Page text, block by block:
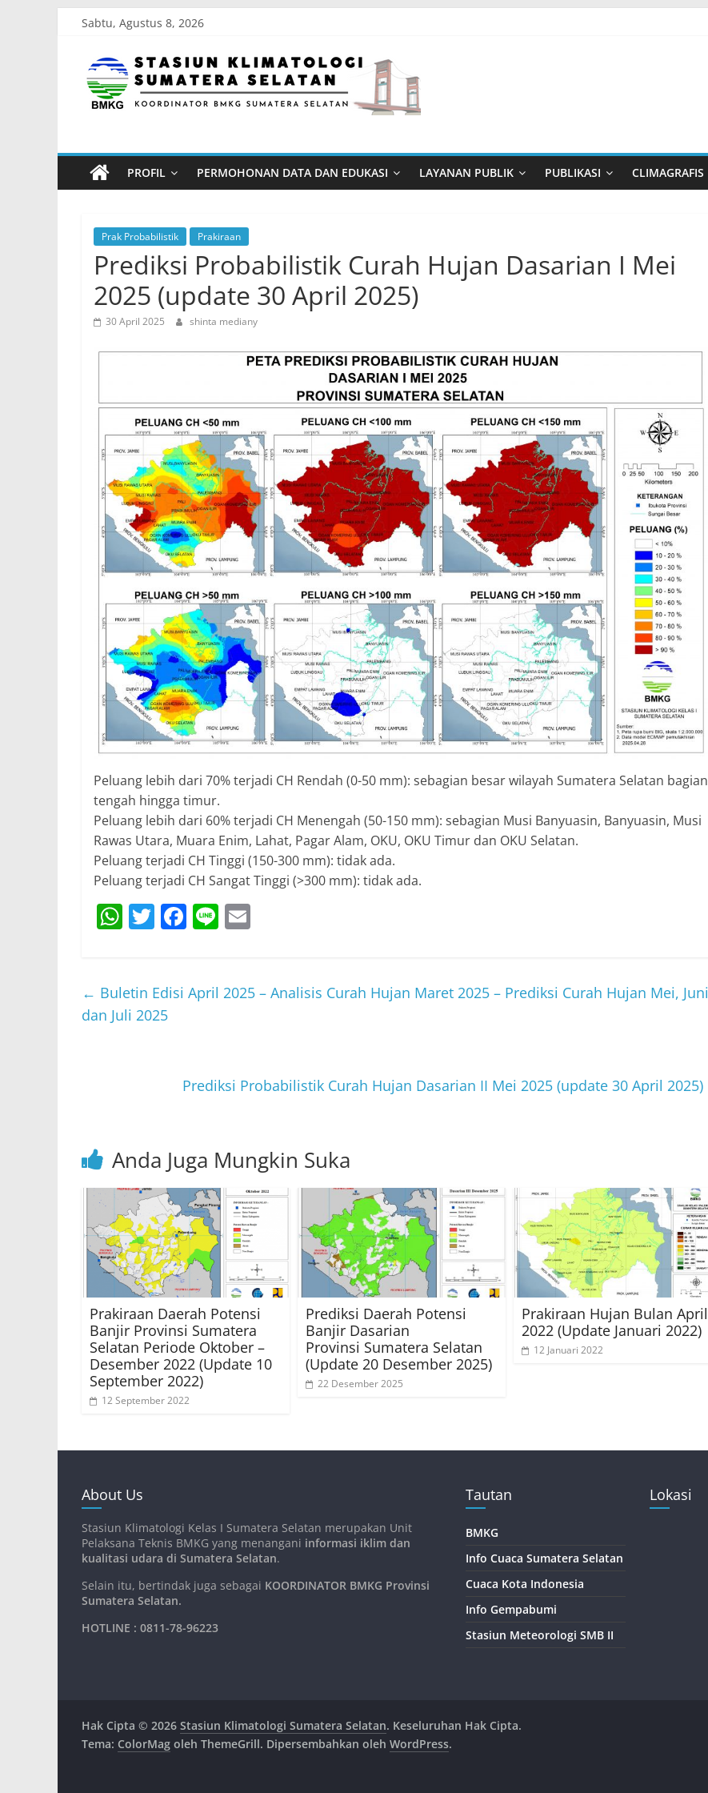
content
Sabtu, Agustus 8, 2026
Stasiun
Klimatologi
Sumatera
Selatan
Koordinator
BMKG
Sumatera
Selatan
PROFIL PERMOHONAN DATA DAN EDUKASI LAYANAN PUBLIK PUBLIKASI CLIMAGRAFIS
Prak Probabilistik Prakiraan
Prediksi Probabilistik Curah Hujan Dasarian I Mei
2025 (update 30 April 2025)
30 April 2025 shinta mediany
Peluang lebih dari 70% terjadi CH Rendah (0-50 mm): sebagian besar wilayah Sumatera Selatan bagian
tengah hingga timur.
Peluang lebih dari 60% terjadi CH Menengah (50-150 mm): sebagian Musi Banyuasin, Banyuasin, Musi
Rawas Utara, Muara Enim, Lahat, Pagar Alam, OKU, OKU Timur dan OKU Selatan.
Peluang terjadi CH Tinggi (150-300 mm): tidak ada.
Peluang terjadi CH Sangat Tinggi (>300 mm): tidak ada.
W
s
A
T
er
F
e
k
Li
l
← Buletin Edisi April 2025 – Analisis Curah Hujan Maret 2025 – Prediksi Curah Hujan Mei, Juni
dan Juli 2025
Prediksi Probabilistik Curah Hujan Dasarian II Mei 2025 (update 30 April 2025)
Anda Juga Mungkin Suka
Prakiraan Daerah Potensi
Banjir Provinsi Sumatera
Selatan Periode Oktober –
Desember 2022 (Update 10
September 2022)
12 September 2022
Prediksi Daerah Potensi
Banjir Dasarian
Provinsi Sumatera Selatan
(Update 20 Desember 2025)
22 Desember 2025
Prakiraan Hujan Bulan April
2022 (Update Januari 2022)
12 Januari 2022
About Us
Stasiun Klimatologi Kelas I Sumatera Selatan merupakan Unit
Pelaksana Teknis BMKG yang menangani informasi iklim dan
kualitasi udara di Sumatera Selatan.
Selain itu, bertindak juga sebagai KOORDINATOR BMKG Provinsi
Sumatera Selatan.
HOTLINE : 0811-78-96223
Tautan
BMKG
Info Cuaca Sumatera Selatan
Cuaca Kota Indonesia
Info Gempabumi
Stasiun Meteorologi SMB II
Lokasi
Hak Cipta © 2026 Stasiun Klimatologi Sumatera Selatan. Keseluruhan Hak Cipta.
Tema: ColorMag oleh ThemeGrill. Dipersembahkan oleh WordPress.